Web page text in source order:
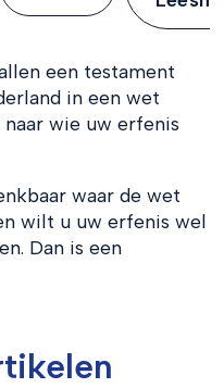
een testament
in een wet
wie uw erfenis
waar de wet
wilt u uw erfenis wel
Dan is een